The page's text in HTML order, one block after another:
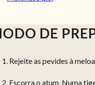
DE
Rejeite as pevides à
Escorra o atum. Numa